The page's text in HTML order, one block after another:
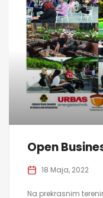
Open
18 Maja, 2022
Na prekrasnim